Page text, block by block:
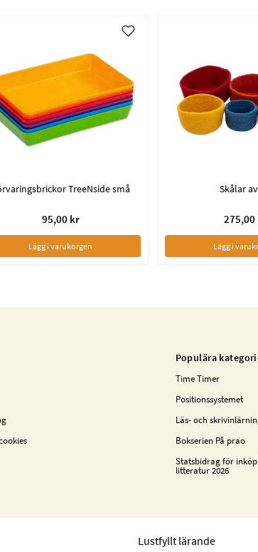
TreeNside små
95,00 kr
Lägg i varukorgen
Skålar
275,00
Lägg i
Populära
Time Timer
Positionssystemet
Läs- och
Bokserien På prao
Statsbidrag för
litteratur 2026
Lustfyllt lärande